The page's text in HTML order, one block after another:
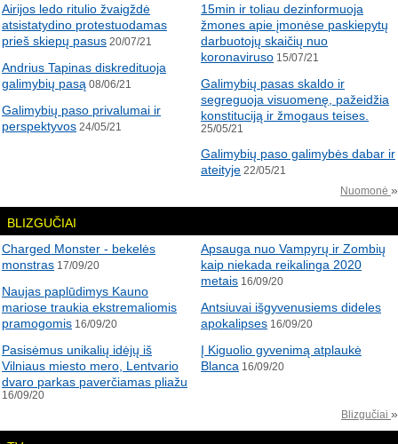
Airijos ledo ritulio žvaigždė
atsistatydino protestuodamas
prieš skiepų pasus 20/07/21
15min ir toliau dezinformuoja
žmones apie įmonėse paskiepytų
darbuotojų skaičių nuo
koronaviruso 15/07/21
Andrius Tapinas diskredituoja
galimybių pasą 08/06/21
Galimybių pasas skaldo ir
segreguoja visuomenę, pažeidžia
konstituciją ir žmogaus teises.
25/05/21
Galimybių paso privalumai ir
perspektyvos 24/05/21
Galimybių paso galimybės dabar ir
ateityje 22/05/21
Nuomonė »
BLIZGUČIAI
Charged Monster - bekelės
monstras 17/09/20
Apsauga nuo Vampyrų ir Zombių
kaip niekada reikalinga 2020
metais 16/09/20
Naujas paplūdimys Kauno
mariose traukia ekstremaliomis
pramogomis 16/09/20
Antsiuvai išgyvenusiems dideles
apokalipses 16/09/20
Pasisėmus unikalių idėjų iš
Vilniaus miesto mero, Lentvario
dvaro parkas paverčiamas pliažu
16/09/20
Į Kiguolio gyvenimą atplaukė
Blanca 16/09/20
Blizgučiai »